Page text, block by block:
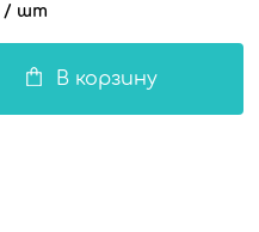
/ шт
В корзину